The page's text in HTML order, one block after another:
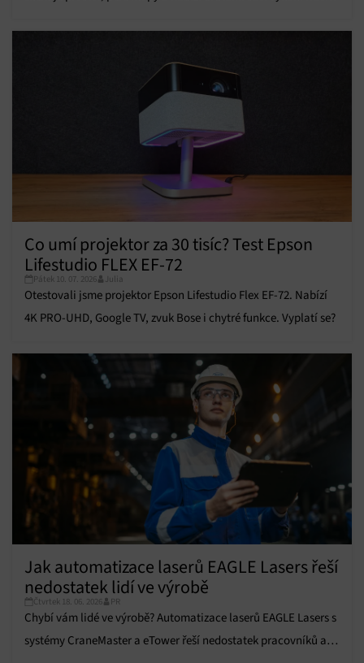
Přiřazování a kombinování údajů z jiných zdrojů
údajů, Propojení různých zařízení, Identifikace
zařízení na základě automaticky přenášených
Zajištění bezpečnosti, předcházení a zjišťování
voleb ochrany osobních údajů.
Vždy aktivní
Co umí projektor za 30 tisíc? Test Epson
Lifestudio FLEX EF-72
Pátek 10. 07. 2026 Julia
Otestovali jsme projektor Epson Lifestudio Flex EF-72. Nabízí
4K PRO-UHD, Google TV, zvuk Bose i chytré funkce. Vyplatí se?
Jak automatizace laserů EAGLE Lasers řeší
nedostatek lidí ve výrobě
Čtvrtek 18. 06. 2026 PR
Chybí vám lidé ve výrobě? Automatizace laserů EAGLE Lasers s
systémy CraneMaster a eTower řeší nedostatek pracovníků a